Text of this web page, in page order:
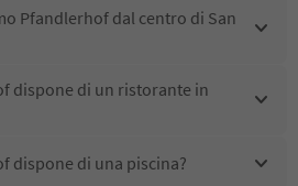
Pfandlerhof dal centro di San
dispone di un ristorante in
dispone di una piscina?